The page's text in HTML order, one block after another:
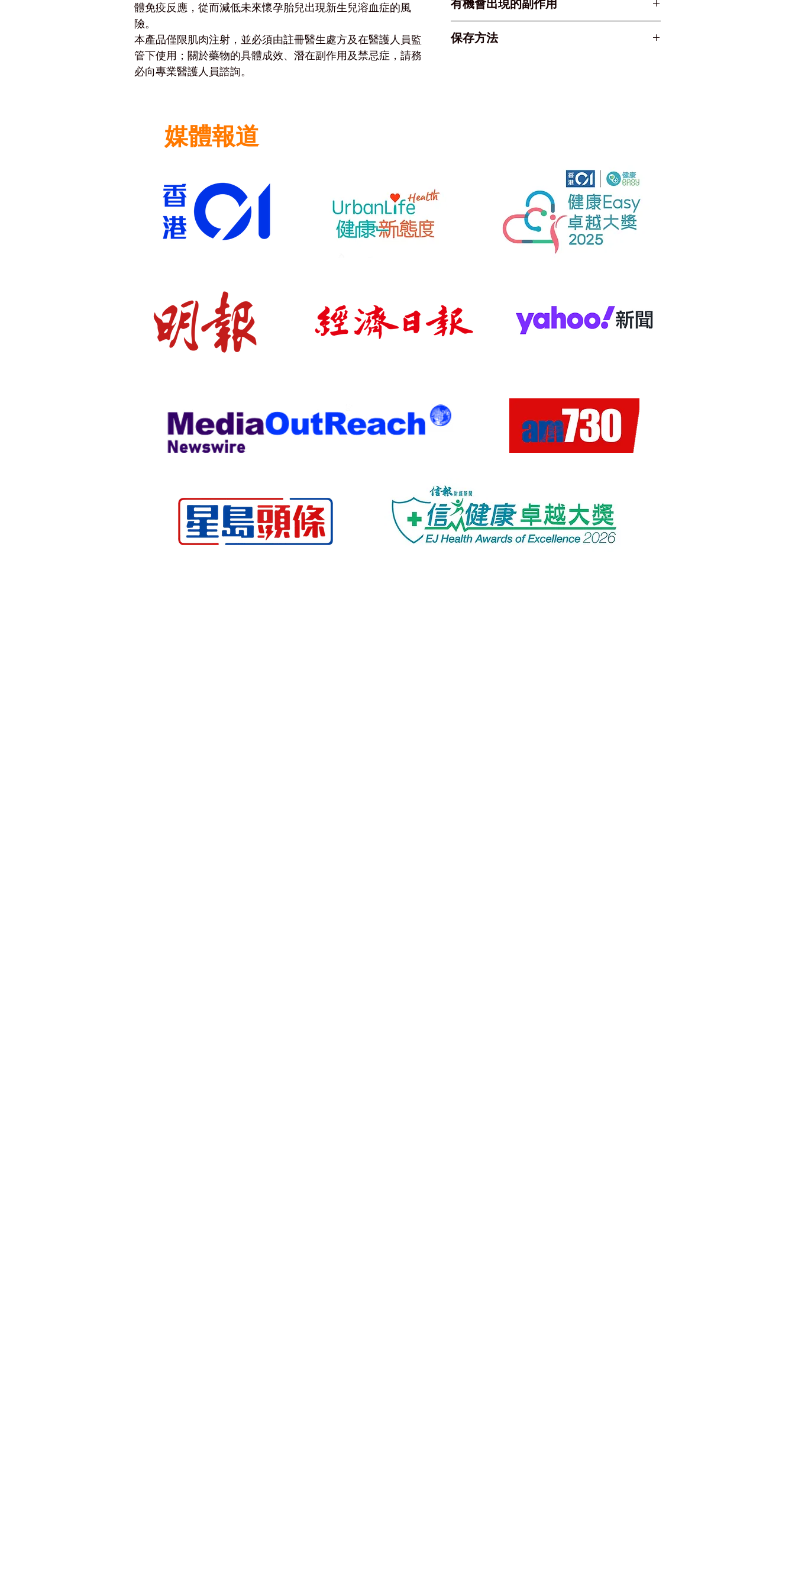
體免疫反應，從而減低未來懷孕胎兒出現新生兒溶血症的風
險。
本產品僅限肌肉注射，並必須由註冊醫生處方及在醫護人員監
管下使用；關於藥物的具體成效、潛在副作用及禁忌症，請務
必向專業醫護人員諮詢。
免疫球蛋白，相等於 1500 IU (國際單
位)。
Only)。通常注射於上臂三角肌或大腿前
警告： 嚴禁靜脈注射 (Do Not
兒後，通常需在 72 小時內 注射。
產前： 懷孕約 26-28 週時作為預防性
其他情況： 流產、宮外孕、羊膜穿刺術後
或腹部受創後。
有機會出現的副作用
塊。
保存方法
媒體報道